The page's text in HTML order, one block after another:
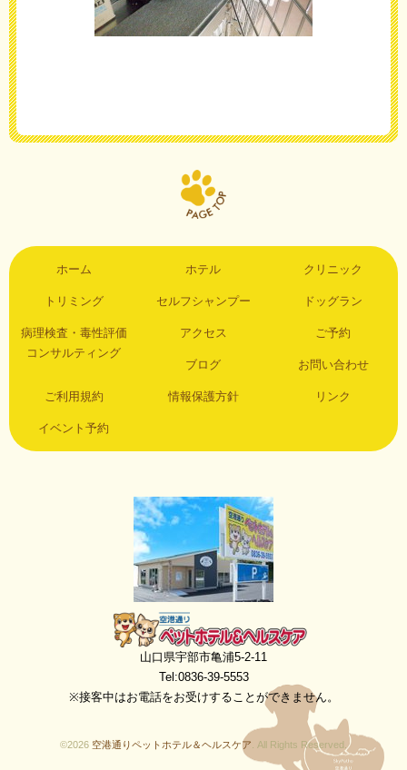
ホーム ホテル クリニック
トリミング セルフシャンプー ドッグラン
病理検査・毒性評価
コンサルティング
アクセス ご予約
ブログ お問い合わせ
ご利用規約 情報保護方針 リンク
イベント予約
空港通りペットホテル＆ヘルスケア
山口県宇部市亀浦5-2-11
Tel:0836-39-5553
※接客中はお電話をお受けすることができません。
©2026 空港通りペットホテル＆ヘルスケア . All Rights Reserved.